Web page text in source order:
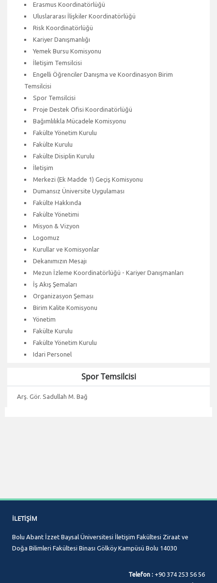
Erasmus Koordinatörlüğü
Uluslararası İlişkiler Koordinatörlüğü
Risk Koordinatörlüğü
Kariyer Danışmanlığı
Yemek Bursu Komisyonu
İletişim Temsilcisi
Engelli Öğrenciler Danışma ve Koordinasyon Birim
Temsilcisi
Spor Temsilcisi
Proje Destek Ofisi Koordinatörlüğü
Bağımlılıkla Mücadele Komisyonu
Fakülte Yönetim Kurulu
Fakülte Kurulu
Fakülte Disiplin Kurulu
İletişim
Merkezi (Ek Madde 1) Geçiş Komisyonu
Dumansız Üniversite Uygulaması
Fakülte Hakkında
Fakülte Yönetimi
Misyon & Vizyon
Logomuz
Kurullar ve Komisyonlar
Dekanımızın Mesajı
Mezun İzleme Koordinatörlüğü - Kariyer Danışmanları
İş Akış Şemaları
Organizasyon Şeması
Birim Kalite Komisyonu
Yönetim
Fakülte Kurulu
Fakülte Yönetim Kurulu
Idari Personel
Spor Temsilcisi
Arş. Gör. Sadullah M. Bağ
İLETIŞIM
Bolu Abant İzzet Baysal Üniversitesi İletişim Fakültesi Ziraat ve
Doğa Bilimleri Fakültesi Binası Gölköy Kampüsü Bolu 14030
Telefon : +90 374 253 56 56